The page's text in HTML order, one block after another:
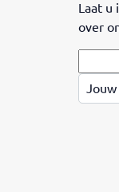
Laat u
over
Jouw